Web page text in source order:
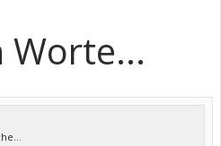
Worte...